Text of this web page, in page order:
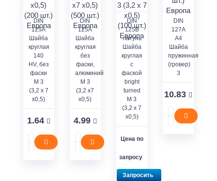
DIN
125A
Шайба
круглая
140
HV, без
фаски
M 3
(3,2 x 7
x0,5)
1.64
DIN
125А
Шайба
круглая
без
фаски,
алюминий
М 3
(3,2 x7
x0,5)
4.99
DIN
125В
латунь
Шайба
круглая
с
фаской
bright
turned
М 3
(3,2 x 7
x0,5)
Цена по
запросу
Запросить
DIN
127А
А4
Шайба
пружинная
(гровер)
3
10.83